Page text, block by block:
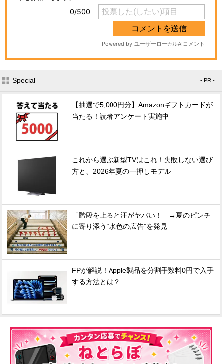
Special - PR -
【抽選で5,000円分】Amazonギフトカードが
当たる！読者アンケート実施中
これから選ぶ新型TVはこれ！失敗しない選び
方と、2026年夏の一押しモデル
「階段を上ると汗がヤバい！」→夏のピンチ
に寄り添う“水色の広告”を発見
FPが解説！Apple製品を分割手数料0円で入手
する方法とは？